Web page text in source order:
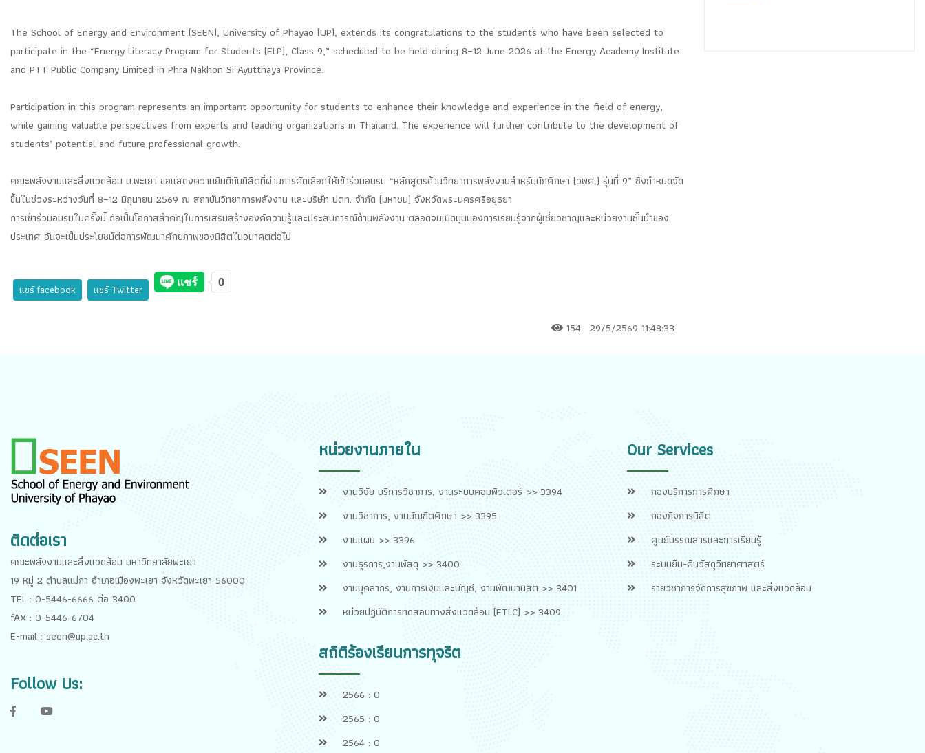
The School of Energy and Environment (SEEN), University of Phayao (UP), extends its congratulations to the students who have been selected to
participate in the “Energy Literacy Program for Students (ELP), Class 9,” scheduled to be held during 8–12 June 2026 at the Energy Academy Institute
and PTT Public Company Limited in Phra Nakhon Si Ayutthaya Province.
Participation in this program represents an important opportunity for students to enhance their knowledge and experience in the field of energy,
while gaining valuable perspectives from experts and leading organizations in Thailand. The experience will further contribute to the development of
students’ potential and future professional growth.
คณะพลังงานและสิ่งแวดล้อม ม.พะเยา ขอแสดงความยินดีกับนิสิตที่ผ่านการคัดเลือกให้เข้าร่วมอบรม “หลักสูตรด้านวิทยาการพลังงานสำหรับนักศึกษา (วพศ.) รุ่นที่ 9” ซึ่งกำหนดจัด
ขึ้นในช่วงระหว่างวันที่ 8–12 มิถุนายน 2569 ณ สถาบันวิทยาการพลังงาน และบริษัท ปตท. จำกัด (มหาชน) จังหวัดพระนครศรีอยุธยา
การเข้าร่วมอบรมในครั้งนี้ ถือเป็นโอกาสสำคัญในการเสริมสร้างองค์ความรู้และประสบการณ์ด้านพลังงาน ตลอดจนเปิดมุมมองการเรียนรู้จากผู้เชี่ยวชาญและหน่วยงานชั้นนำของ
ประเทศ อันจะเป็นประโยชน์ต่อการพัฒนาศักยภาพของนิสิตในอนาคตต่อไป
แชร์ facebook แชร์ Twitter
154 29/5/2569 11:48:33
ติดต่อเรา
คณะพลังงานและสิ่งแวดล้อม มหาวิทยาลัยพะเยา
19 หมู่ 2 ตำบลแม่กา อำเภอเมืองพะเยา จังหวัดพะเยา 56000
TEL : 0-5446-6666 ต่อ 3400
fAX : 0-5446-6704
E-mail : seen@up.ac.th
Follow Us:
หน่วยงานภายใน
งานวิจัย บริการวิชาการ, งานระบบคอมพิวเตอร์ >> 3394
งานวิชาการ, งานบัณฑิตศึกษา >> 3395
งานแผน >> 3396
งานธุรการ,งานพัสดุ >> 3400
งานบุคลากร, งานการเงินและบัญชี, งานพัฒนานิสิต >> 3401
หน่วยปฏิบัติการทดสอบทางสิ่งแวดล้อม [ETLC] >> 3409
สถิติร้องเรียนการทุจริต
2566 : 0
2565 : 0
2564 : 0
Our Services
กองบริการการศึกษา
กองกิจการนิสิต
ศูนย์บรรณสารและการเรียนรู้
ระบบยืม-คืนวัสดุวิทยาศาสตร์
รายวิชาการจัดการสุขภาพ และสิ่งแวดล้อม